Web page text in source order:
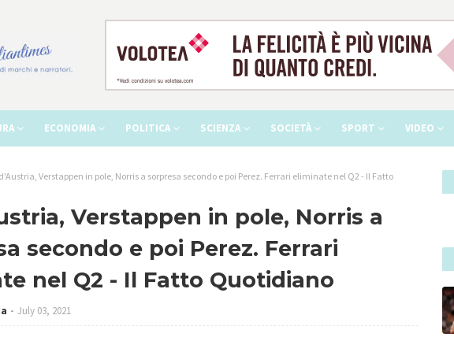
ECONOMIA POLITICA SCIENZA SOCIETÀ SPORT VIDEO
Verstappen in pole, Norris a sorpresa secondo e poi Perez. Ferrari eliminate nel Q2 - Il Fatto
Verstappen in pole, Norris a
secondo e poi Perez. Ferrari
nel Q2 - Il Fatto Quotidiano
July 03, 2021